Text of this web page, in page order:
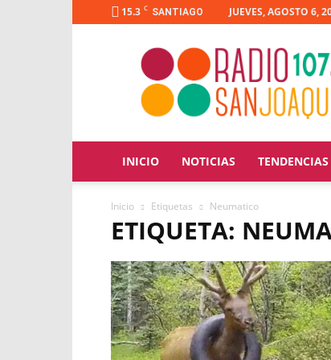
15.3 C SANTIAGO JUEVES, AGOSTO 6,
Radio
Joaquín
INICIO NOTICIAS TENDENCIAS
Inicio Etiquetas Neumatico
ETIQUETA: